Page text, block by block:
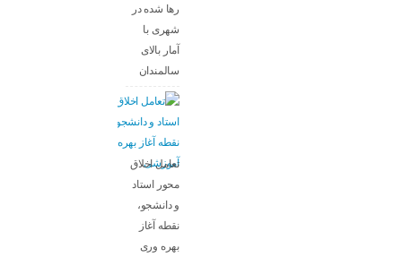
رها شده در
شهری با
آمار بالای
سالمندان
تعامل اخلاق‌
محور استاد
و دانشجو،
نقطه آغاز
بهره ‌وری